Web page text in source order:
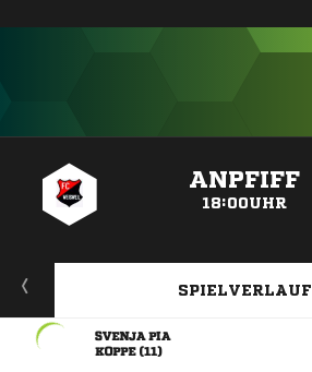
ANPFIFF
18:00UHR
SPIELVERLAUF
 
 